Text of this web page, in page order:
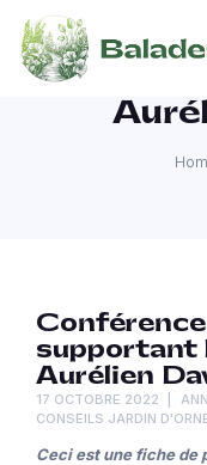
supportant
Aurélien
17 OCTOBRE 2022
CONSEILS JARDIN
Ceci est une fiche de